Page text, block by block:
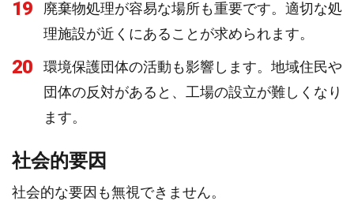
19
廃棄物処理が容易な場所も重要です。適切な処
理施設が近くにあることが求められます。
20
環境保護団体の活動も影響します。地域住民や
団体の反対があると、工場の設立が難しくなり
ます。
社会的要因
社会的な要因も無視できません。